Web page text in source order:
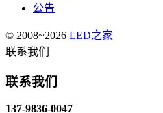
公告
© 2008~2026 LED之家
联系我们
联系我们
137-9836-0047